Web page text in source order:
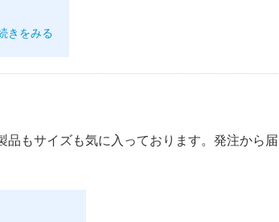
きをみる
もサイズも気に入っております。発注から